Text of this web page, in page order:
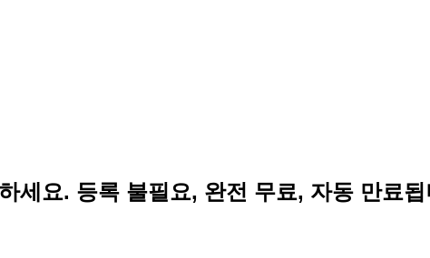
세요. 등록 불필요, 완전 무료, 자동 만료